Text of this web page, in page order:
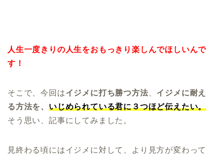
人生一度きりの人生をおもっきり楽しんでほしいんで
す！
そこで、今回はイジメに打ち勝つ方法
イジメに耐え
る方法を、 いじめられている君に３つほど伝えたい。
そう思い、記事にしてみました。
見終わる頃にはイジメに対して、より見方が変わって